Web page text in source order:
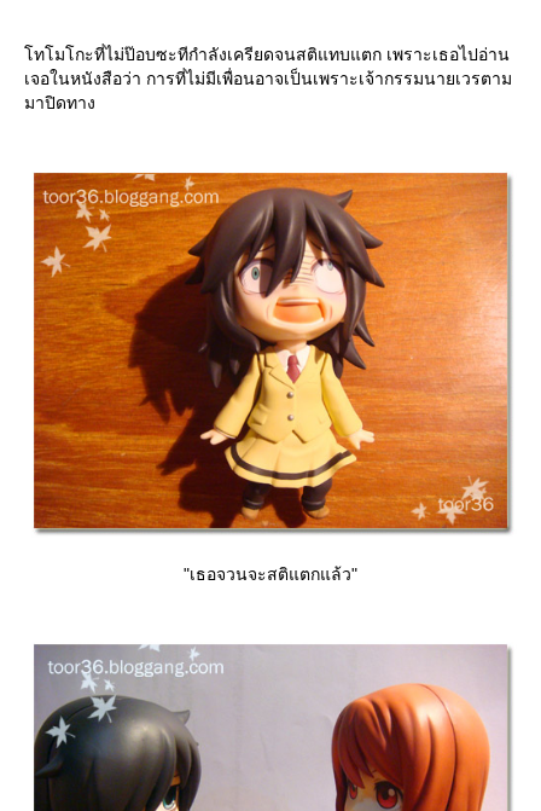
ทโมโกะที่ไม่ป๊อบซะทีกำลังเครียดจนสติแทบแตก เพราะเธอไปอ่าน
เจอในหนังสือว่า การที่ไม่มีเพื่อนอาจเป็นเพราะเจ้ากรรมนายเวรตาม
มาปิดทาง
"เธอจวนจะสติแตกแล้ว"